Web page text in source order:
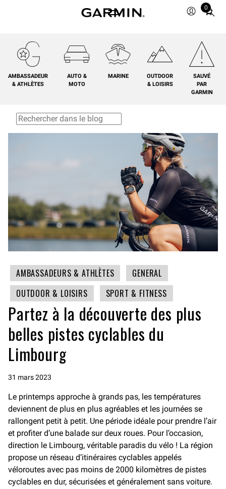
0
Total
cart:
0
AMBASSADEUR
& ATHLÈTES
AUTO &
MOTO
MARINE
OUTDOOR
& LOISIRS
SAUVÉ
PAR
GARMIN
AMBASSADEURS & ATHLÈTES
GENERAL
OUTDOOR & LOISIRS
SPORT & FITNESS
Partez à la découverte des plus
belles pistes cyclables du
Limbourg
31 mars 2023
Le printemps approche à grands pas, les températures
deviennent de plus en plus agréables et les journées se
rallongent petit à petit. Une période idéale pour prendre l’air
et profiter d’une balade sur deux roues. Pour l’occasion,
direction le Limbourg, véritable paradis du vélo ! La région
propose un réseau d’itinéraires cyclables appelés
véloroutes avec pas moins de 2000 kilomètres de pistes
cyclables en dur, sécurisées et généralement sans voiture.